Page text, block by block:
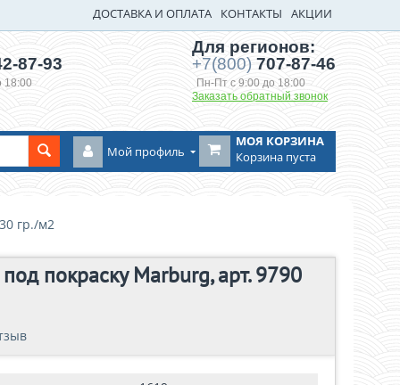
ДОСТАВКА И ОПЛАТА КОНТАКТЫ АКЦИИ
87-93
18:00
Для регионов:
+7(800)707-87-46
Пн-Пт с 9:00 до 18:00
Заказать обратный звонок
МОЯ КОРЗИНА
Корзина пуста
Мой профиль
гр./м2
покраску Marburg, арт. 9790